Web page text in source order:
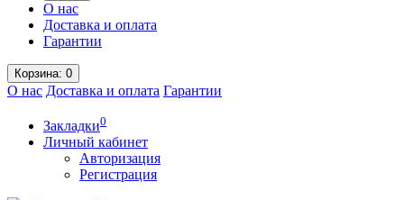
О нас
Доставка и оплата
Гарантии
Корзина: 0
О нас Доставка и оплата Гарантии
Закладки0
Личный кабинет
Авторизация
Регистрация